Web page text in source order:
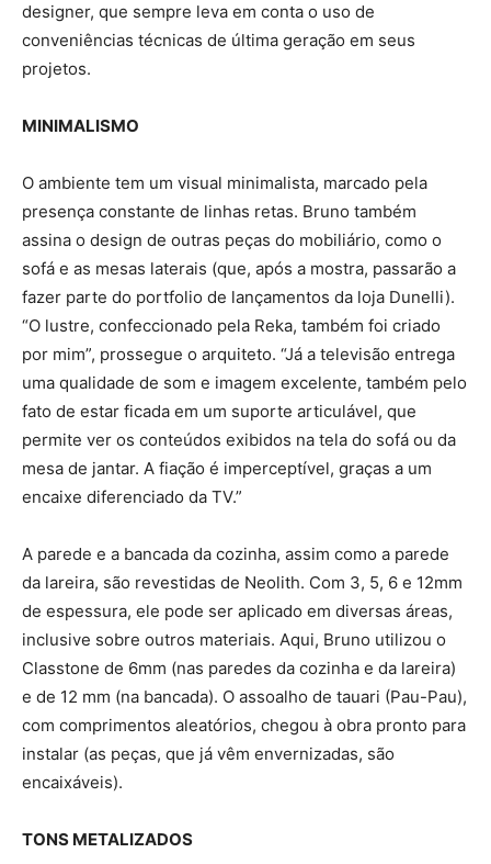
designer, que sempre leva em conta o uso de
conveniências técnicas de última geração em seus
projetos.
MINIMALISMO
O ambiente tem um visual minimalista, marcado pela
presença constante de linhas retas. Bruno também
assina o design de outras peças do mobiliário, como o
sofá e as mesas laterais (que, após a mostra, passarão a
fazer parte do portfolio de lançamentos da loja Dunelli).
“O lustre, confeccionado pela Reka, também foi criado
por mim”, prossegue o arquiteto. “Já a televisão entrega
uma qualidade de som e imagem excelente, também pelo
fato de estar ficada em um suporte articulável, que
permite ver os conteúdos exibidos na tela do sofá ou da
mesa de jantar. A fiação é imperceptível, graças a um
encaixe diferenciado da TV.”
A parede e a bancada da cozinha, assim como a parede
da lareira, são revestidas de Neolith. Com 3, 5, 6 e 12mm
de espessura, ele pode ser aplicado em diversas áreas,
inclusive sobre outros materiais. Aqui, Bruno utilizou o
Classtone de 6mm (nas paredes da cozinha e da lareira)
e de 12 mm (na bancada). O assoalho de tauari (Pau-Pau),
com comprimentos aleatórios, chegou à obra pronto para
instalar (as peças, que já vêm envernizadas, são
encaixáveis).
TONS METALIZADOS